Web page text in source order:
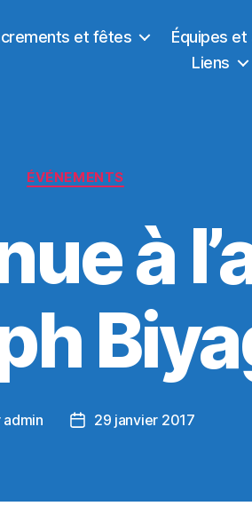
et fêtes Équipes
Liens
Catégories
ÉVÉNEMENTS
à
admin
Date29 janvier 2017